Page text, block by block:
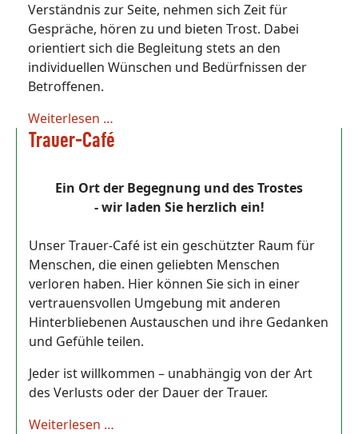
Verständnis zur Seite, nehmen sich Zeit für
Gespräche, hören zu und bieten Trost. Dabei
orientiert sich die Begleitung stets an den
individuellen Wünschen und Bedürfnissen der
Betroffenen.
Weiterlesen …
Trauer-Café
Ein Ort der Begegnung und des Trostes
- wir laden Sie herzlich ein!
Unser Trauer-Café ist ein geschützter Raum für
Menschen, die einen geliebten Menschen
verloren haben. Hier können Sie sich in einer
vertrauensvollen Umgebung mit anderen
Hinterbliebenen Austauschen und ihre Gedanken
und Gefühle teilen.
Jeder ist willkommen – unabhängig von der Art
des Verlusts oder der Dauer der Trauer.
Weiterlesen …